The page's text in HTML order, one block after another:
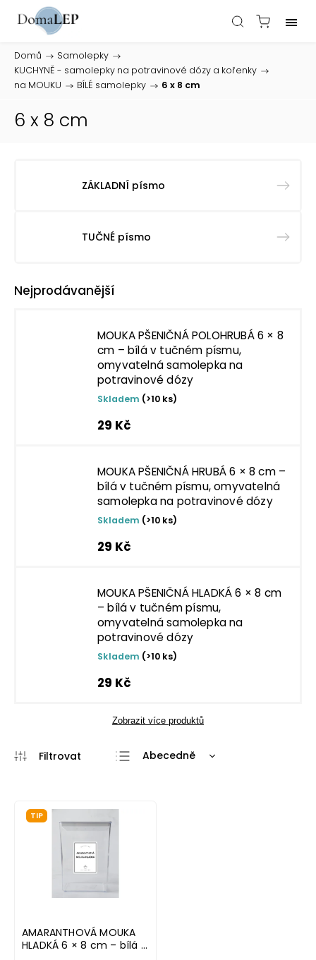
Domů / Samolepky /
KUCHYNĚ - samolepky na potravinové dózy a kořenky /
na MOUKU / BÍLÉ samolepky / 6 x 8 cm
6 x 8 cm
ZÁKLADNÍ písmo
TUČNÉ písmo
Nejprodávanější
MOUKA PŠENIČNÁ POLOHRUBÁ 6 × 8
cm – bílá v tučném písmu,
omyvatelná samolepka na
potravinové dózy
Skladem (>10 ks)
29 Kč
MOUKA PŠENIČNÁ HRUBÁ 6 × 8 cm –
bílá v tučném písmu, omyvatelná
samolepka na potravinové dózy
Skladem (>10 ks)
29 Kč
MOUKA PŠENIČNÁ HLADKÁ 6 × 8 cm
– bílá v tučném písmu,
omyvatelná samolepka na
potravinové dózy
Skladem (>10 ks)
29 Kč
Zobrazit více produktů
Abecedně
TIP
AMARANTHOVÁ MOUKA
HLADKÁ 6 × 8 cm – bílá v